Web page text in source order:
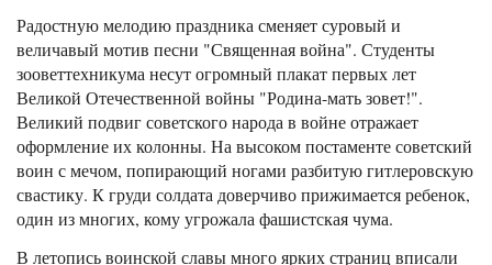
Радостную мелодию праздника сменяет суровый и
величавый мотив песни "Священная война". Студенты
зооветтехникума несут огромный плакат первых лет
Великой Отечественной войны "Родина-мать зовет!".
Великий подвиг советского народа в войне отражает
оформление их колонны. На высоком постаменте советский
воин с мечом, попирающий ногами разбитую гитлеровскую
свастику. К груди солдата доверчиво прижимается ребенок,
один из многих, кому угрожала фашистская чума.
В летопись воинской славы много ярких страниц вписали